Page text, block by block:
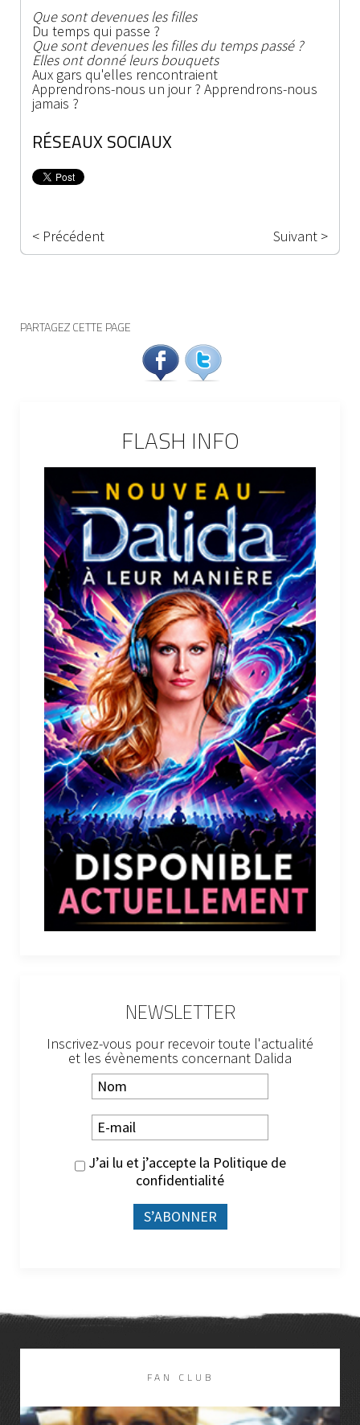
Que sont devenues les filles
Du temps qui passe ?
Que sont devenues les filles du temps passé ?
Elles ont donné leurs bouquets
Aux gars qu'elles rencontraient
Apprendrons-nous un jour ? Apprendrons-nous
jamais ?
RÉSEAUX SOCIAUX
< Précédent Suivant >
PARTAGEZ CETTE PAGE
FLASH INFO
NEWSLETTER
Inscrivez-vous pour recevoir toute l'actualité
et les évènements concernant Dalida
J’ai lu et j’accepte la Politique de
confidentialité
FAN CLUB